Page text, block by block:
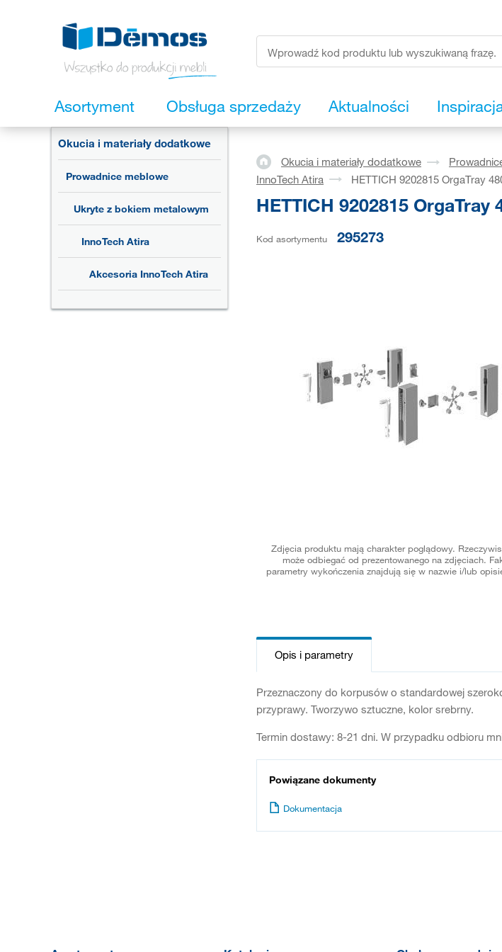
Asortyment Obsługa sprzedaży Aktualności
Okucia i materiały dodatkowe
Prowadnice meblowe
Ukryte z bokiem metalowym
InnoTech Atira
Akcesoria InnoTech Atira
Okucia i materiały dodatkowe
InnoTech Atira
HETTICH 9202815 OrgaTray
HETTICH 9202815
Kod asortymentu 295273
Zdjęcia produktu mają charakter poglądowy.
może odbiegać od prezentowanego na zdjęciach.
parametry wykończenia znajdują się w nazwie i/lub
Opis i parametry
Przeznaczony do korpusów o standardowej
przyprawy. Tworzywo sztuczne, kolor srebrny.
Termin dostawy: 8-21 dni. W przypadku odbioru
Powiązane dokumenty
Dokumentacja